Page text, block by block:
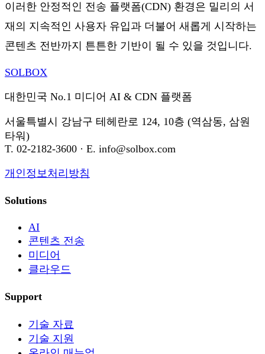
이러한 안정적인 전송 플랫폼(CDN) 환경은 밀리의 서
재의 지속적인 사용자 유입과 더불어 새롭게 시작하는
콘텐츠 전반까지 튼튼한 기반이 될 수 있을 것입니다.
SOLBOX
대한민국 No.1 미디어 AI & CDN 플랫폼
서울특별시 강남구 테헤란로 124, 10층 (역삼동, 삼원
타워)
T. 02-2182-3600 · E. info@solbox.com
개인정보처리방침
Solutions
AI
콘텐츠 전송
미디어
클라우드
Support
기술 자료
기술 지원